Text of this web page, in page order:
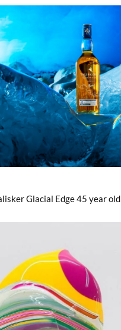
Glacial Edge 45 year old